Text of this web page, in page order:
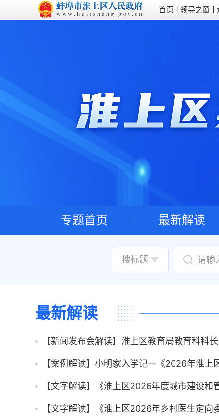
首页 领导之窗
专题首页 最新解读
最新解读